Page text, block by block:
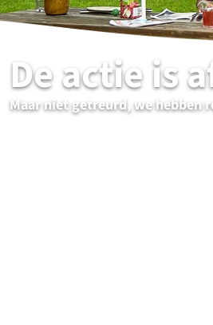
De actie is
Maar niet getreurd, we hebben